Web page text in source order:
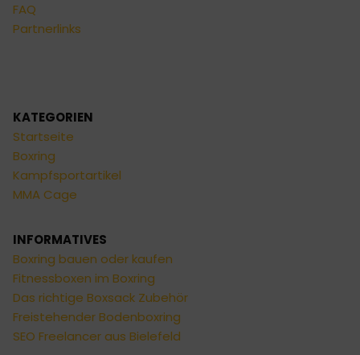
FAQ
Partnerlinks
KATEGORIEN
Startseite
Boxring
Kampfsportartikel
MMA Cage
INFORMATIVES
Boxring bauen oder kaufen
Fitnessboxen im Boxring
Das richtige Boxsack Zubehör
Freistehender Bodenboxring
SEO Freelancer aus Bielefeld